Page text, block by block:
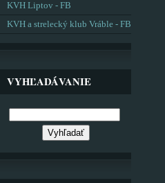
KVH Liptov - FB
KVH a strelecký klub Vráble - FB
VYHĽADÁVANIE